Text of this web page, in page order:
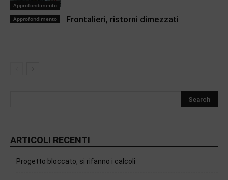
Approfondimento
Approfondimento Frontalieri, ristorni dimezzati
ARTICOLI RECENTI
Progetto bloccato, si rifanno i calcoli